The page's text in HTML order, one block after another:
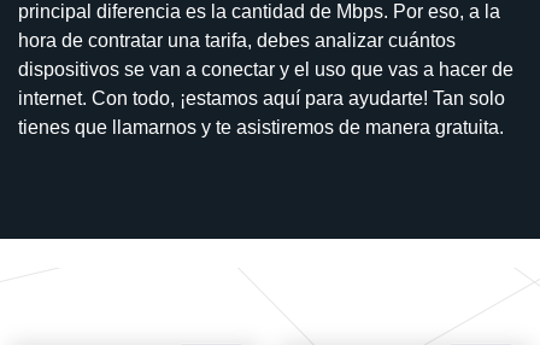
principal diferencia es la cantidad de Mbps. Por eso, a la
hora de contratar una tarifa, debes analizar cuántos
dispositivos se van a conectar y el uso que vas a hacer de
internet. Con todo, ¡estamos aquí para ayudarte! Tan solo
tienes que llamarnos y te asistiremos de manera gratuita.